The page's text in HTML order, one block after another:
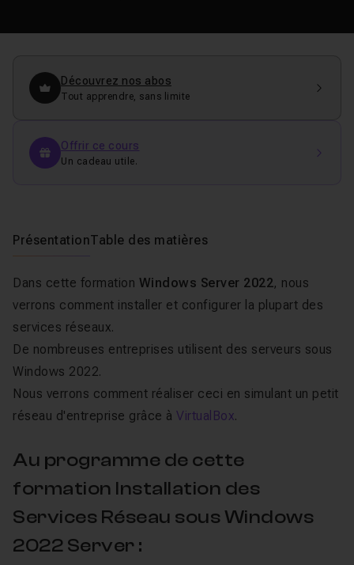
Découvrez nos abos
Tout apprendre, sans limite
Offrir ce cours
Un cadeau utile.
PrésentationTable des matières
Dans cette formation Windows Server 2022, nous
verrons comment installer et configurer la plupart des
services réseaux.
De nombreuses entreprises utilisent des serveurs sous
Windows 2022.
Nous verrons comment réaliser ceci en simulant un petit
réseau d'entreprise grâce à VirtualBox.
Au programme de cette
formation Installation des
Services Réseau sous Windows
2022 Server :